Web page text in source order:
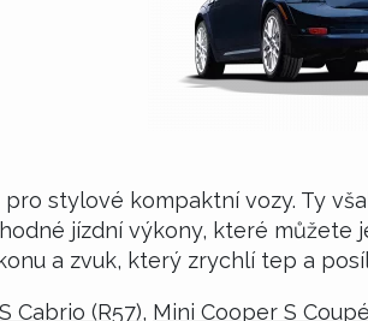
stylové kompaktní vozy. Ty
jízdní výkony, které
a zvuk, který zrychlí tep a
Cabrio (R57), Mini Cooper S